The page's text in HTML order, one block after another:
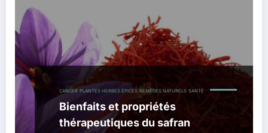
CANCER PLANTES HERBES ÉPICES REMÈDES NATURELS SANTÉ
Bienfaits et propriétés
thérapeutiques du safran